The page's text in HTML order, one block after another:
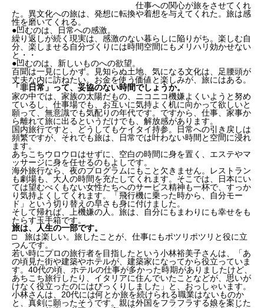
仕事への関心が旅をさせてくれ
た。異文化への旅は、発想に転換や着想を与えてくれた。旅は感
性を磨いてくれる。
●凹むのは、日常への感激。
繰り返しが続く現実は、感激のない暮らしに陥りがち。楽しむ自
分、楽しませる自分づくりには時間空間にもメリハリ効かせない
と・・
●凹むのは、新しいものへの欲望。
百聞は一見にしかず。見知らぬ土地、気になる文化は、足腰頭が
丈夫な内に訪ねたい。お金を使う価値と楽しみが、旅にはある。
「非日常」って、妥協のない時間でしょうか。
家の中では、家族の太陽だもの、ニコニコ機嫌よくいようと努め
ているし、仕事場でも、お互いに気持よく机に向かって欲しいと
願って、無意識でも気配りの年代です。ですから、仕事、家事か
ら離れて旅に出るというだけでも、解放感があります。
国内旅行ですと、どうしてもケイタイ持参。日常への引き戻しは
頻繁ですが、それでも旅は、日常では叶わない時間と空間に浸れ
ます。
あちこちウロウロはせずに、空白の時間に身を置く、エステやマ
ッサージに身を任せるのもよしです。
海外旅行なら、夜のプログラムにもこと欠きません。レストラン
も劇場も、大人の時間を充たしてくれます。そこでは、日本にい
ては望むべくもない女性たちへのサービス精神も一杯で、すっか
り気持よくしてくれます。「飛行機に乗った時から、自分モー
ド」という切り替えの早さも身に付けました。
そして帰れば、上機嫌の人。旅は、自分にもまわりにも幸せをも
たらす玉手箱です。
旅は、人生の一部です。
□ 旅は楽しい。旅したことが、仕事にもポツリポツリと役に立
つんです。
若い時にプロの旅行者を目指したという小林裕美子さんは、「あ
の頃見た街や建築やホテルが、建築家になってから役立っていま
す。40代の頃、ホテルの仕事が多かった時期がありましたけど、
あちこち旅行したり、イタリアに住んでいたことなどが、思いが
けなく役立ったのにはびっくりしました」と、おっしゃいます。
小林さんは、20代には何とか旅を続けられる職業はないものか
と、真剣に願ったそうです。親は外国をフラフラする娘を案じた